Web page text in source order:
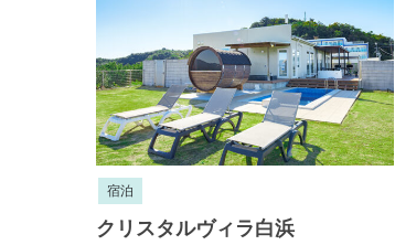
宿泊
クリスタルヴィラ白浜